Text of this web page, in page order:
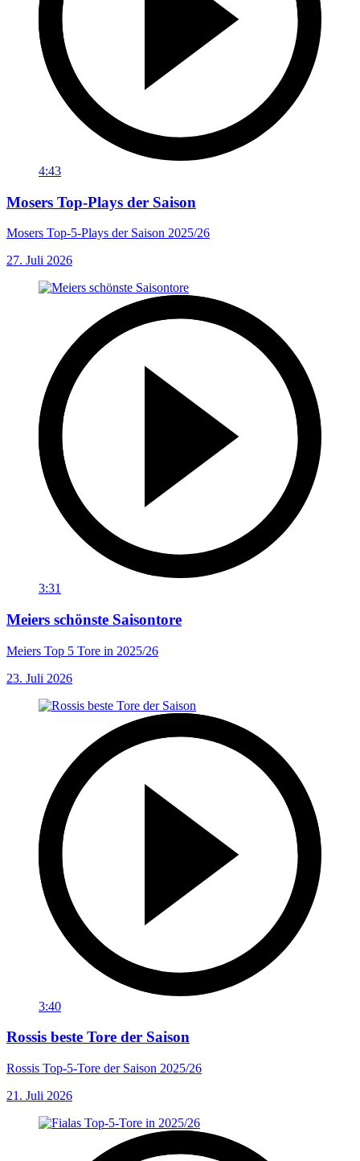
4:43
Mosers Top-Plays der Saison
Mosers Top-5-Plays der Saison 2025/26
27. Juli 2026
3:31
Meiers schönste Saisontore
Meiers Top 5 Tore in 2025/26
23. Juli 2026
3:40
Rossis beste Tore der Saison
Rossis Top-5-Tore der Saison 2025/26
21. Juli 2026